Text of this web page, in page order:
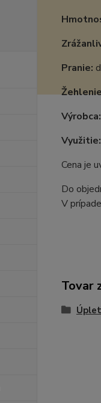
Pranie:
Výrobca:
Využitie:
Cena je
Do
V
Tovar